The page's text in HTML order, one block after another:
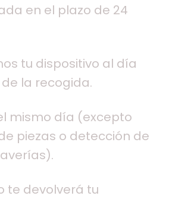
en el plazo de 24
tu dispositivo al día
la recogida.
mismo día (excepto
piezas o detección de
te devolverá tu